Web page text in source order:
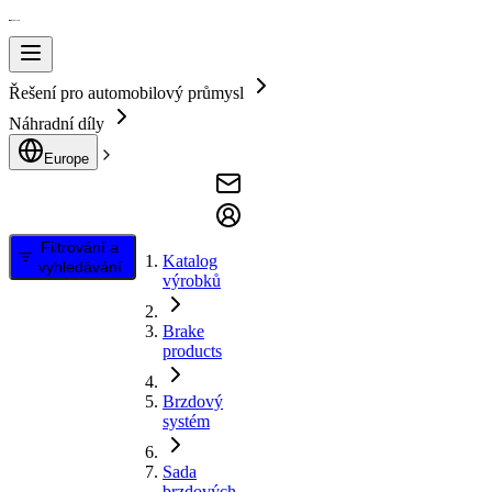
Řešení pro automobilový průmysl
Náhradní díly
Europe
Filtrování a
vyhledávání
Katalog
výrobků
Brake
products
Brzdový
systém
Sada